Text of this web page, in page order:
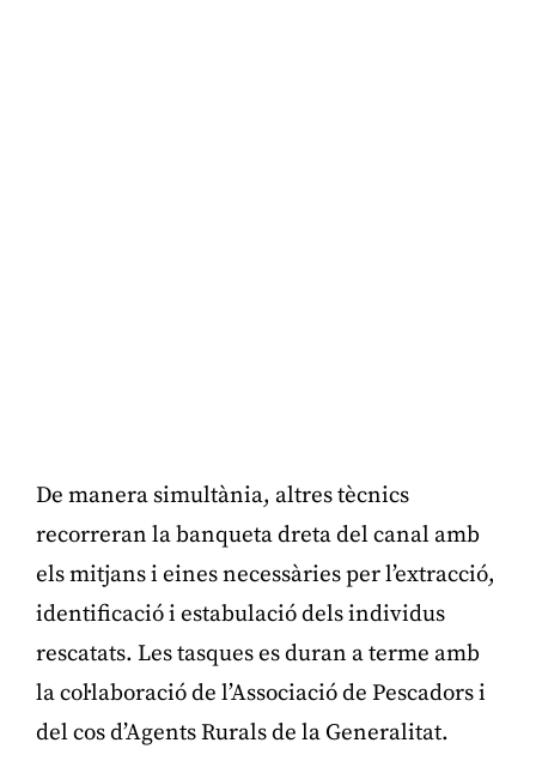
De manera simultània, altres tècnics
recorreran la banqueta dreta del canal amb
els mitjans i eines necessàries per l’extracció,
identificació i estabulació dels individus
rescatats. Les tasques es duran a terme amb
la col·laboració de l’Associació de Pescadors i
del cos d’Agents Rurals de la Generalitat.